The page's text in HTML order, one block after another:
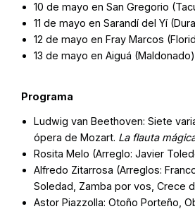
10 de mayo en San Gregorio
11 de mayo en Sarandí del Yí
12 de mayo en Fray Marcos
13 de mayo en Aiguá (Maldonado)
Programa
Ludwig van Beethoven: Siete
ópera de Mozart. La flauta
Rosita Melo (Arreglo: Javier
Alfredo Zitarrosa (Arreglos:
Soledad, Zamba por vos, Crece
Astor Piazzolla: Otoño Porteño,